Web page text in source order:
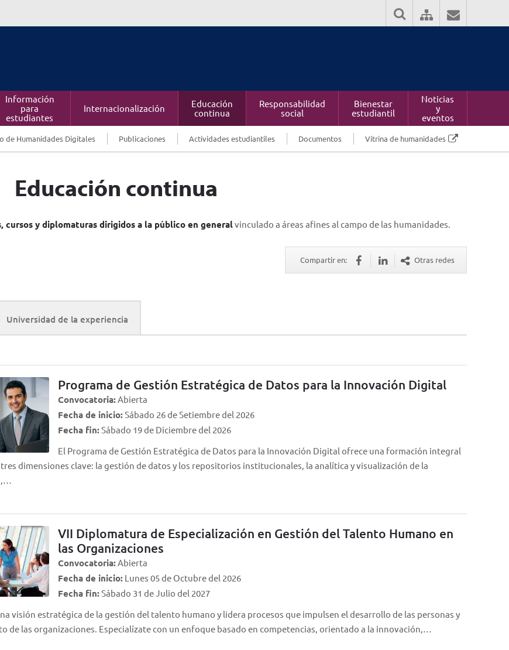
Información
para
estudiantes
Internacionalización
Educación
continua
Responsabilidad
social
Bienestar
estudiantil
Noticias
y
eventos
de Humanidades Digitales Publicaciones Actividades estudiantiles Documentos Vitrina de humanidades
Educación continua
cursos y diplomaturas dirigidos a la público en generalvinculado a áreas afines al campo de las humanidades.
Compartir en: Otras redes
Universidad de la experiencia
Programa de Gestión Estratégica de Datos para la Innovación Digital
Convocatoria:Abierta
Fecha de inicio:Sábado 26 de Setiembre del 2026
Fecha fin:Sábado 19 de Diciembre del 2026
El Programa de Gestión Estratégica de Datos para la Innovación Digital ofrece una formación integral
dimensiones clave: la gestión de datos y los repositorios institucionales, la analítica y visualización de la
VII Diplomatura de Especialización en Gestión del Talento Humano en
las Organizaciones
Convocatoria:Abierta
Fecha de inicio: Lunes 05 de Octubre del 2026
Fecha fin:Sábado 31 de Julio del 2027
visión estratégica de la gestión del talento humano y lidera procesos que impulsen el desarrollo de las personas y
de las organizaciones. Especialízate con un enfoque basado en competencias, orientado a la innovación,…